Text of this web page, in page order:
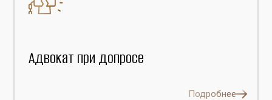
Адвокат при допросе
Подробнее